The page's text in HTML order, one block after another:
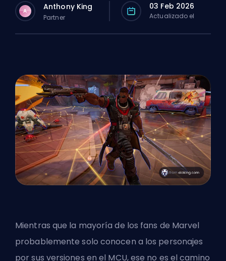
A Anthony King
Partner
03 Feb 2026
Actualizado el
Mientras que la mayoría de los fans de Marvel
probablemente solo conocen a los personajes
por sus versiones en el MCU, ese no es el camino